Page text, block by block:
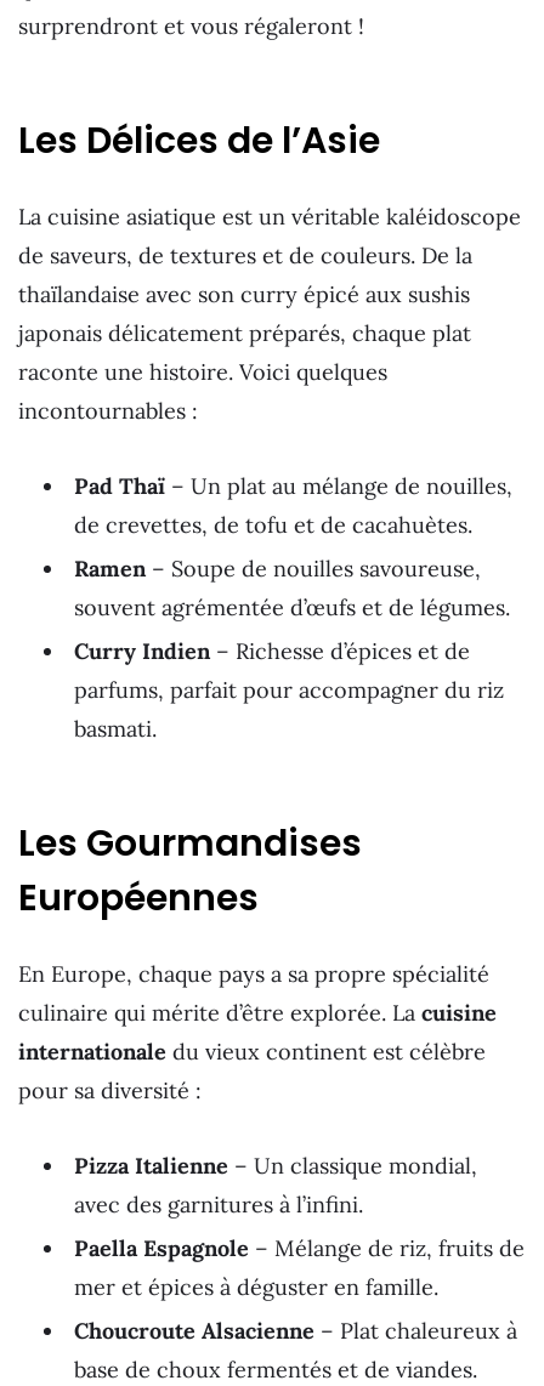
surprendront et vous régaleront !
Les Délices de l’Asie
La cuisine asiatique est un véritable kaléidoscope
de saveurs, de textures et de couleurs. De la
thaïlandaise avec son curry épicé aux sushis
japonais délicatement préparés, chaque plat
raconte une histoire. Voici quelques
incontournables :
Pad Thaï – Un plat au mélange de nouilles,
de crevettes, de tofu et de cacahuètes.
Ramen– Soupe de nouilles savoureuse,
souvent agrémentée d’œufs et de légumes.
Curry Indien– Richesse d’épices et de
parfums, parfait pour accompagner du riz
basmati.
Les Gourmandises
Européennes
En Europe, chaque pays a sa propre spécialité
culinaire qui mérite d’être explorée. La cuisine
internationale du vieux continent est célèbre
pour sa diversité :
Pizza Italienne – Un classique mondial,
avec des garnitures à l’infini.
Paella Espagnole – Mélange de riz, fruits de
mer et épices à déguster en famille.
Choucroute Alsacienne – Plat chaleureux à
base de choux fermentés et de viandes.